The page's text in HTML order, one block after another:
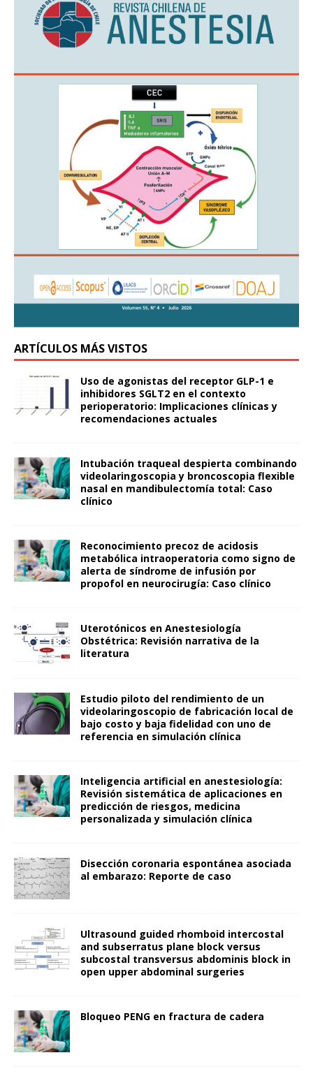
ARTÍCULOS MÁS VISTOS
Uso de agonistas del receptor GLP-1 e
inhibidores SGLT2 en el contexto
perioperatorio: Implicaciones clínicas y
recomendaciones actuales
Intubación traqueal despierta combinando
videolaringoscopia y broncoscopia flexible
nasal en mandibulectomía total: Caso
clínico
Reconocimiento precoz de acidosis
metabólica intraoperatoria como signo de
alerta de síndrome de infusión por
propofol en neurocirugía: Caso clínico
Uterotónicos en Anestesiología
Obstétrica: Revisión narrativa de la
literatura
Estudio piloto del rendimiento de un
videolaringoscopio de fabricación local de
bajo costo y baja fidelidad con uno de
referencia en simulación clínica
Inteligencia artificial en anestesiología:
Revisión sistemática de aplicaciones en
predicción de riesgos, medicina
personalizada y simulación clínica
Disección coronaria espontánea asociada
al embarazo: Reporte de caso
Ultrasound guided rhomboid intercostal
and subserratus plane block versus
subcostal transversus abdominis block in
open upper abdominal surgeries
Bloqueo PENG en fractura de cadera